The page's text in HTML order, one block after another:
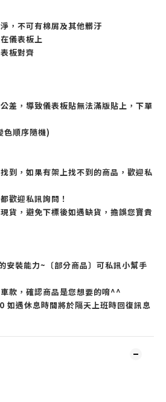
，不可有棉屑及其他髒汙
儀表板上
板對齊
差，導致儀表板貼無法滿版貼上，下單
色順序隨機)
到，如果有架上找不到的商品，歡迎私
歡迎私訊詢問！
貨，避免下標後如遇缺貨，擔誤您寶貴
安裝能力~〔部分商品〕可私訊小幫手
款，確認商品是您想要的唷^^
遇休息時間將於隔天上班時回復訊息